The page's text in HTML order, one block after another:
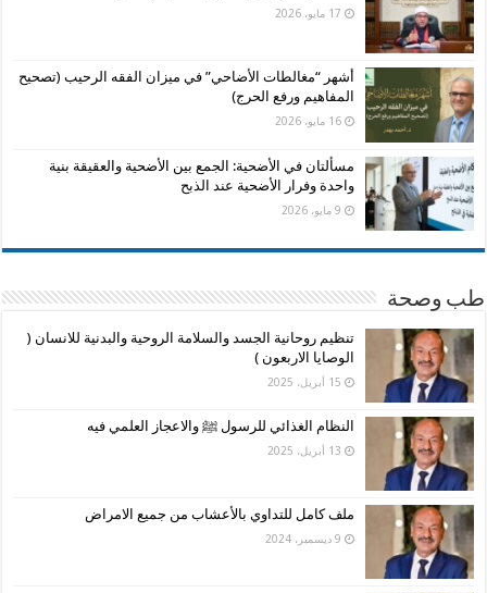
17 مايو، 2026
أشهر “مغالطات الأضاحي” في ميزان الفقه الرحيب (تصحيح
المفاهيم ورفع الحرج)
16 مايو، 2026
مسألتان في الأضحية: الجمع بين الأضحية والعقيقة بنية
واحدة وفرار الأضحية عند الذبح
9 مايو، 2026
طب وصحة
تنظيم روحانية الجسد والسلامة الروحية والبدنية للانسان (
الوصايا الاربعون )
15 أبريل، 2025
النظام الغذائي للرسول ﷺ والاعجاز العلمي فيه
13 أبريل، 2025
ملف كامل للتداوي بالأعشاب من جميع الامراض
9 ديسمبر، 2024